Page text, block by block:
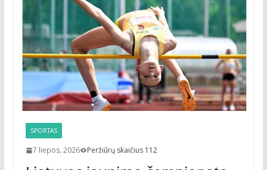
SPORTAS
7 liepos, 2026 Peržiūrų skaičius 112